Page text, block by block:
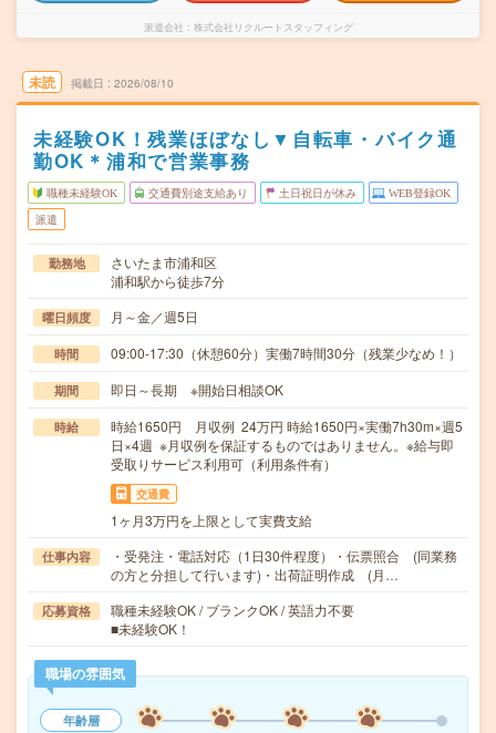
派遣会社 株式会社リクルートスタッフィング
未読 掲載日 2026/08/10
未経験OK！残業ほぼなし▼自転車・バイク通
勤OK＊浦和で営業事務
職種未経験OK 交通費別途支給あり 土日祝日が休み WEB登録OK
派遣
勤務地
さいたま市浦和区
浦和駅から徒歩7分
曜日頻度 月～金／週5日
時間 09:00-17:30（休憩60分）実働7時間30分（残業少なめ！）
期間 即日～長期 ※開始日相談OK
時給
時給1650円 月収例 24万円 時給1650円×実働7h30m×週5
日×4週 ※月収例を保証するものではありません。※給与即
受取りサービス利用可（利用条件有）
交通費
1ヶ月3万円を上限として実費支給
仕事内容
・受発注・電話対応（1日30件程度）・伝票照合 (同業務
の方と分担して行います)・出荷証明作成 (月…
応募資格
職種未経験OK / ブランクOK / 英語力不要
■未経験OK！
職場の雰囲気
年齢層